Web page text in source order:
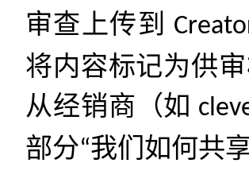
审查上传到
将内容标记为供
从经销商（如
部分“我们如何共